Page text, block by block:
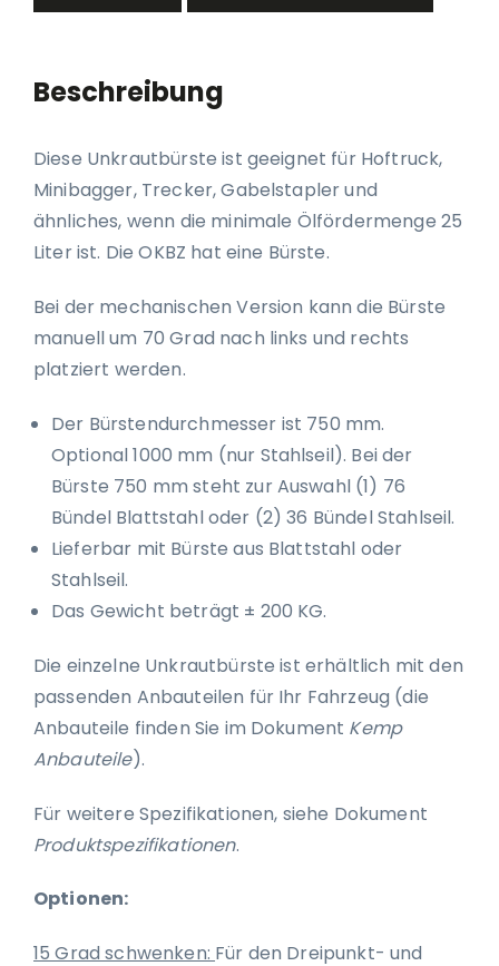
Beschreibung
Diese Unkrautbürste ist geeignet für Hoftruck,
Minibagger, Trecker, Gabelstapler und
ähnliches, wenn die minimale Ölfördermenge 25
Liter ist. Die OKBZ hat eine Bürste.
Bei der mechanischen Version kann die Bürste
manuell um 70 Grad nach links und rechts
platziert werden.
Der Bürstendurchmesser ist 750 mm.
Optional 1000 mm (nur Stahlseil). Bei der
Bürste 750 mm steht zur Auswahl (1) 76
Bündel Blattstahl oder (2) 36 Bündel Stahlseil.
Lieferbar mit Bürste aus Blattstahl oder
Stahlseil.
Das Gewicht beträgt ± 200 KG.
Die einzelne Unkrautbürste ist erhältlich mit den
passenden Anbauteilen für Ihr Fahrzeug (die
Anbauteile finden Sie im Dokument Kemp
Anbauteile).
Für weitere Spezifikationen, siehe Dokument
Produktspezifikationen.
Optionen:
15 Grad schwenken: Für den Dreipunkt- und